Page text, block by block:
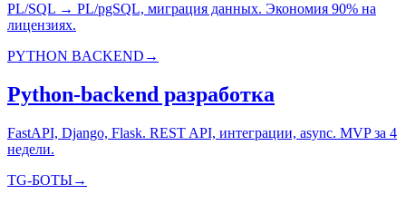
PL/SQL → PL/pgSQL, миграция данных. Экономия 90% на
лицензиях.
PYTHON BACKEND →
Python-backend разработка
FastAPI, Django, Flask. REST API, интеграции, async. MVP за 4
недели.
TG-БОТЫ→